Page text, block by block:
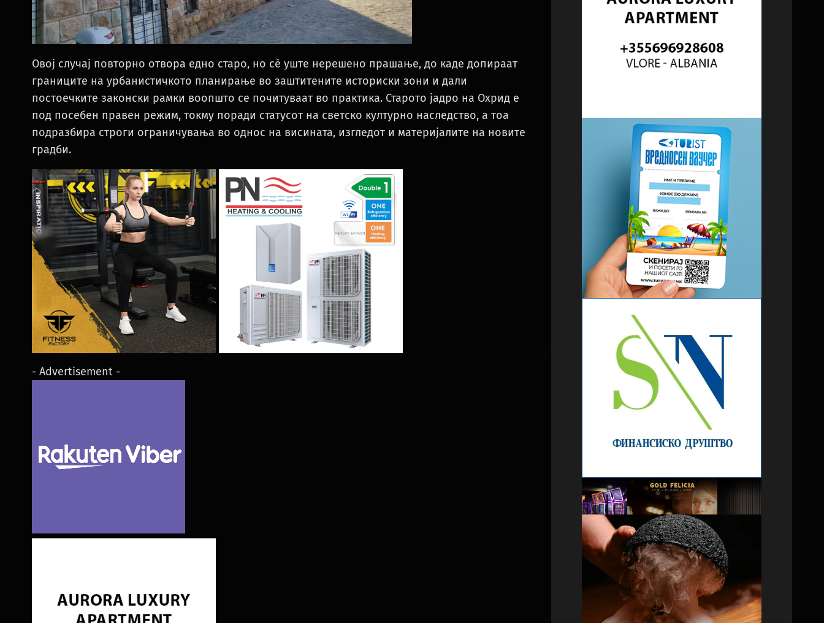
Овој случај повторно отвора едно старо, но сè уште нерешено прашање, до каде допираат
границите на урбанистичкото планирање во заштитените историски зони и дали
постоечките законски рамки воопшто се почитуваат во практика. Старото јадро на Охрид е
под посебен правен режим, токму поради статусот на светско културно наследство, а тоа
подразбира строги ограничувања во однос на висината, изгледот и материјалите на новите
градби.
- Advertisement -